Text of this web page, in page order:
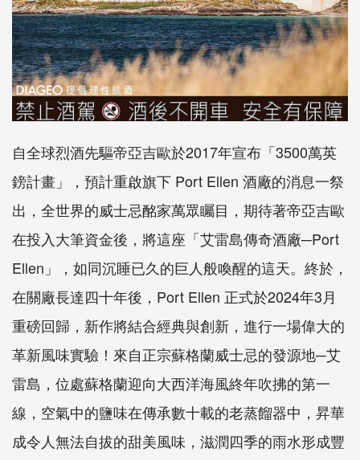
自全球烈酒先驅帝亞吉歐於2017年宣布「3500萬英
鎊計畫」，預計重啟旗下 Port Ellen 酒廠的消息一祭
出，全世界的威士忌酩家萬眾矚目，期待著帝亞吉歐
在投入大筆資金後，將這座「艾雷島傳奇酒廠─Port
Ellen」，如同沉睡已久的巨人般喚醒的這天。終於，
在關廠長達四十年後，Port Ellen 正式於2024年3月
重磅回歸，新作將結合經典與創新，進行一場偉大的
革新風味實驗！來自正宗蘇格蘭威士忌的發源地─艾
雷島，位處蘇格蘭迎向大西洋海風終年吹拂的第一
線，空氣中的鹽味在傳承數十載的老蒸餾器中，昇華
成令人無法自拔的甜美風味，滋潤四季的雨水形成豐